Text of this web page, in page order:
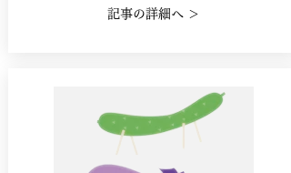
記事の詳細へ ＞